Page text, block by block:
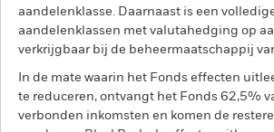
aandelenklasse. Daarnaast is een
aandelenklassen met valutahedging op
verkrijgbaar bij de beheermaatschappij
In de mate waarin het Fonds effecten
te reduceren, ontvangt het Fonds 62,5%
verbonden inkomsten en komen de